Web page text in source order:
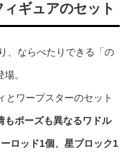
ギュアのセット
、ならべたりできる「の
。
とワープスターのセット
もポーズも異なるワドル
ロッド1個、星ブロック1